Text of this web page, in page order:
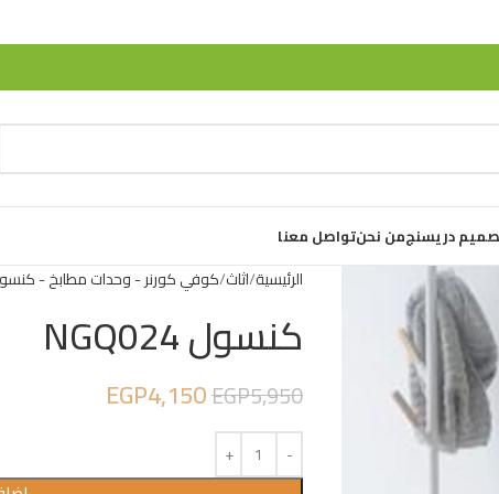
دريسنجمن نحنتواصل معنا
الرئيسية اثاث كوفي كورنر - وحدات مطابخ -
كنسول NGQ024
EGP5,950
EGP4,150